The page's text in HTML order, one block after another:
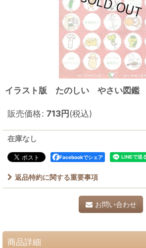
イラスト版 たのしい やさい図鑑
販売価格: 713円(税込)
在庫なし
Facebookでシェア
返品特約に関する重要事項
お問い合わせ
商品詳細